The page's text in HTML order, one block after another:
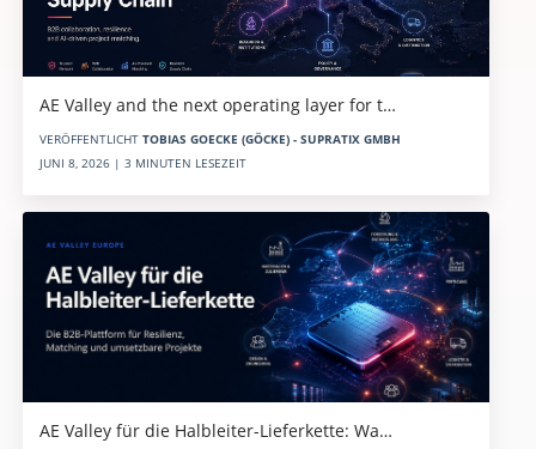
AE Valley and the next operating layer for t…
VERÖFFENTLICHT TOBIAS GOECKE (GÖCKE) - SUPRATIX GMBH
JUNI 8, 2026 | 3 MINUTEN LESEZEIT
AE Valley für die Halbleiter-Lieferkette: Wa…